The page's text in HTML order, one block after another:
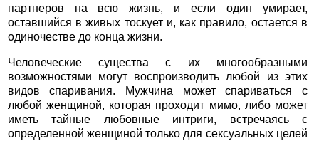
партнеров на всю жизнь, и если один умирает,
оставшийся в живых тоскует и, как правило, остается в
одиночестве до конца жизни.
Человеческие существа с их многообразными
возможностями могут воспроизводить любой из этих
видов спаривания. Мужчина может спариваться с
любой женщиной, которая проходит мимо, либо может
иметь тайные любовные интриги, встречаясь с
определенной женщиной только для сексуальных целей